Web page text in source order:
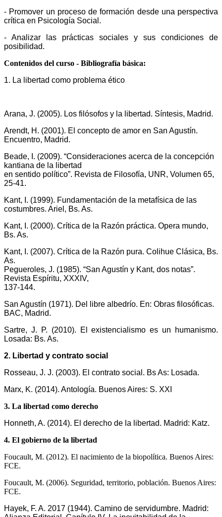
- Promover un proceso de formación desde una perspectiva
crítica en Psicología Social.
- Analizar las prácticas sociales y sus condiciones de
posibilidad.
Contenidos del curso - Bibliografía básica:
1. La libertad como problema ético
Arana, J. (2005). Los filósofos y la libertad. Síntesis, Madrid.
Arendt, H. (2001). El concepto de amor en San Agustín.
Encuentro, Madrid.
Beade, I. (2009). “Consideraciones acerca de la concepción
kantiana de la libertad
en sentido político”. Revista de Filosofía, UNR, Volumen 65,
25-41.
Kant, I. (1999). Fundamentación de la metafísica de las
costumbres. Ariel, Bs. As.
Kant, I. (2000). Crítica de la Razón práctica. Opera mundo,
Bs. As.
Kant, I. (2007). Crítica de la Razón pura. Colihue Clásica, Bs.
As.
Pegueroles, J. (1985). “San Agustín y Kant, dos notas”.
Revista Espíritu, XXXIV,
137-144.
San Agustín (1971). Del libre albedrío. En: Obras filosóficas.
BAC, Madrid.
Sartre, J. P. (2010). El existencialismo es un humanismo.
Losada: Bs. As.
2. Libertad y contrato social
Rosseau, J. J. (2003). El contrato social. Bs As: Losada.
Marx, K. (2014). Antología. Buenos Aires: S. XXI
3. La libertad como derecho
Honneth, A. (2014). El derecho de la libertad. Madrid: Katz.
4. El gobierno de la libertad
Foucault, M. (2012). El nacimiento de la biopolítica. Buenos Aires:
FCE.
Foucault, M. (2006). Seguridad, territorio, población. Buenos Aires:
FCE.
Hayek, F. A. 2017 (1944). Camino de servidumbre. Madrid: